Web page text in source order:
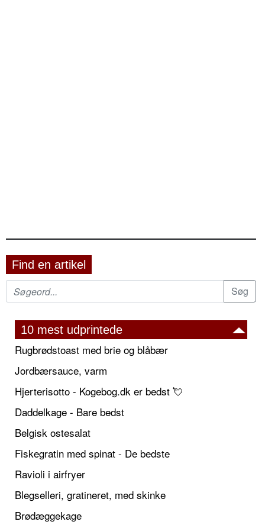
Find en artikel
10 mest udprintede
Rugbrødstoast med brie og blåbær
Jordbærsauce, varm
Hjerterisotto - Kogebog.dk er bedst 💘
Daddelkage - Bare bedst
Belgisk ostesalat
Fiskegratin med spinat - De bedste
Ravioli i airfryer
Blegselleri, gratineret, med skinke
Brødæggekage